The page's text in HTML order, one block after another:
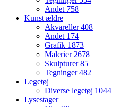
Andet 758
Kunst ældre
Akvareller408
Andet 174
Grafik 1873
Malerier2678
Skulpturer85
Tegninger482
Legetøj
Diverse legetøj 1044
Lysestager